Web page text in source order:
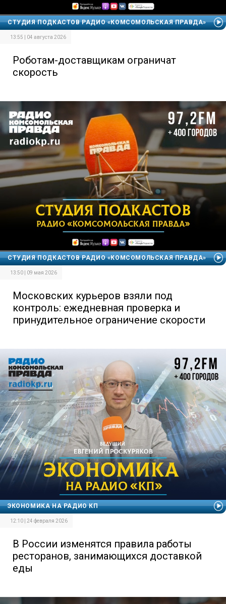
СТУДИЯ ПОДКАСТОВ РАДИО «КОМСОМОЛЬСКАЯ ПРАВДА»
13:55 | 04 августа 2026
Роботам-доставщикам ограничат
скорость
СТУДИЯ ПОДКАСТОВ РАДИО «КОМСОМОЛЬСКАЯ ПРАВДА»
13:50 | 09 мая 2026
Московских курьеров взяли под
контроль: ежедневная проверка и
принудительное ограничение скорости
ЭКОНОМИКА НА РАДИО КП
12:10 | 24 февраля 2026
В России изменятся правила работы
ресторанов, занимающихся доставкой
еды